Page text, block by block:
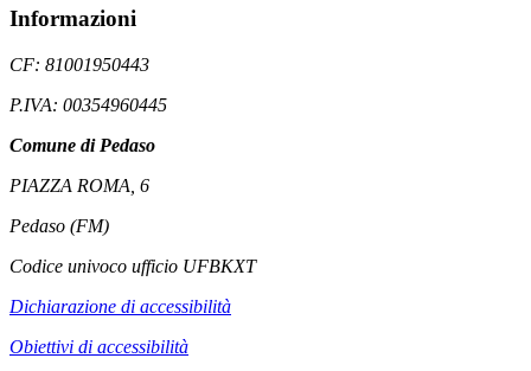
Informazioni
CF: 81001950443
P.IVA: 00354960445
Comune di Pedaso
PIAZZA ROMA, 6
Pedaso (FM)
Codice univoco ufficio UFBKXT
Dichiarazione di accessibilità
Obiettivi di accessibilità